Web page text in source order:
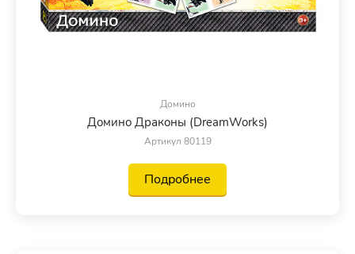
Домино
Домино Драконы (DreamWorks)
Артикул 80119
Подробнее